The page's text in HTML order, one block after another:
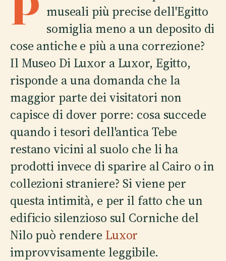
museali più precise dell'Egitto
somiglia meno a un deposito di
cose antiche e più a una correzione?
Il Museo Di Luxor a Luxor, Egitto,
risponde a una domanda che la
maggior parte dei visitatori non
capisce di dover porre: cosa succede
quando i tesori dell'antica Tebe
restano vicini al suolo che li ha
prodotti invece di sparire al Cairo o in
collezioni straniere? Si viene per
questa intimità, e per il fatto che un
edificio silenzioso sul Corniche del
Nilo può rendere Luxor
improvvisamente leggibile.